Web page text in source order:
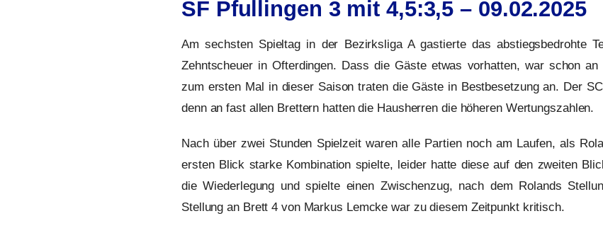
SF Pfullingen 3 mit 4,5:3,5 – 09.02.2025
Am sechsten Spieltag in der Bezirksliga A gastierte das abstiegsbedrohte
Zehntscheuer in Ofterdingen. Dass die Gäste etwas vorhatten, war schon
zum ersten Mal in dieser Saison traten die Gäste in Bestbesetzung an. Der
denn an fast allen Brettern hatten die Hausherren die höheren Wertungszahlen.
Nach über zwei Stunden Spielzeit waren alle Partien noch am Laufen, als
ersten Blick starke Kombination spielte, leider hatte diese auf den zweiten
die Wiederlegung und spielte einen Zwischenzug, nach dem Rolands
Stellung an Brett 4 von Markus Lemcke war zu diesem Zeitpunkt kritisch.